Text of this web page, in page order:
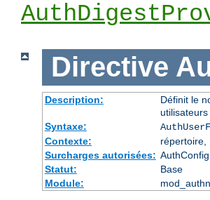
Directive
Description:
Définit le
Syntaxe:
Contexte:
répertoire,
Surcharges autorisées: AuthConfig
Statut:
Base
Module: